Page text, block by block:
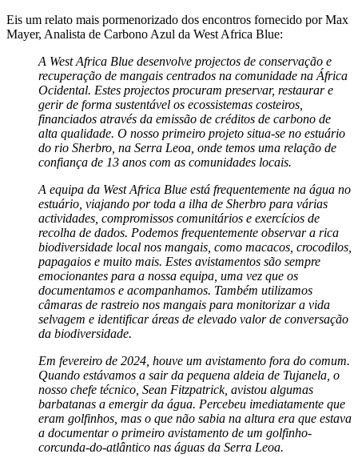
Eis um relato mais pormenorizado dos encontros fornecido por Max
Mayer, Analista de Carbono Azul da West Africa Blue:
A West Africa Blue desenvolve projectos de conservação e
recuperação de mangais centrados na comunidade na África
Ocidental. Estes projectos procuram preservar, restaurar e
gerir de forma sustentável os ecossistemas costeiros,
financiados através da emissão de créditos de carbono de
alta qualidade. O nosso primeiro projeto situa-se no estuário
do rio Sherbro, na Serra Leoa, onde temos uma relação de
confiança de 13 anos com as comunidades locais.
A equipa da West Africa Blue está frequentemente na água no
estuário, viajando por toda a ilha de Sherbro para várias
actividades, compromissos comunitários e exercícios de
recolha de dados. Podemos frequentemente observar a rica
biodiversidade local nos mangais, como macacos, crocodilos,
papagaios e muito mais. Estes avistamentos são sempre
emocionantes para a nossa equipa, uma vez que os
documentamos e acompanhamos. Também utilizamos
câmaras de rastreio nos mangais para monitorizar a vida
selvagem e identificar áreas de elevado valor de conversação
da biodiversidade.
Em fevereiro de 2024, houve um avistamento fora do comum.
Quando estávamos a sair da pequena aldeia de Tujanela, o
nosso chefe técnico, Sean Fitzpatrick, avistou algumas
barbatanas a emergir da água. Percebeu imediatamente que
eram golfinhos, mas o que não sabia na altura era que estava
a documentar o primeiro avistamento de um golfinho-
corcunda-do-atlântico nas águas da Serra Leoa.